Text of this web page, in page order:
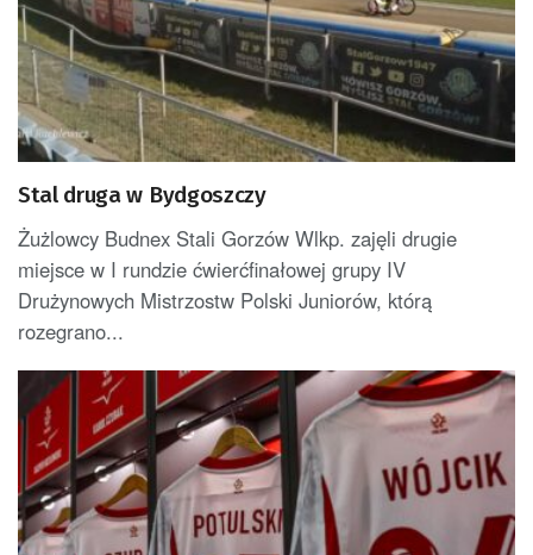
Stal druga w Bydgoszczy
Żużlowcy Budnex Stali Gorzów Wlkp. zajęli drugie
miejsce w I rundzie ćwierćfinałowej grupy IV
Drużynowych Mistrzostw Polski Juniorów, którą
rozegrano...